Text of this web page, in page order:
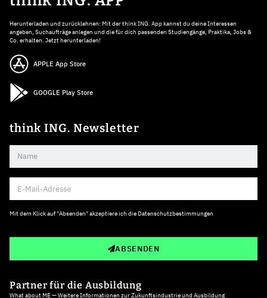
Herunterladen und zurücklehnen: Mit der think ING. App kannst du deine Interessen
angeben, Suchaufträge anlegen und die für dich passenden Studiengänge, Praktika, Jobs &
Co. erhalten. Jetzt herunterladen!
APPLE App Store
GOOGLE Play Store
think ING. Newsletter
Mit dem Klick auf "Absenden" akzeptiere ich die Datenschutzbestimmungen
ABSENDEN
Partner für die Ausbildung
What about ME — Weitere Informationen zur Zukunftsindustrie und Ausbildung